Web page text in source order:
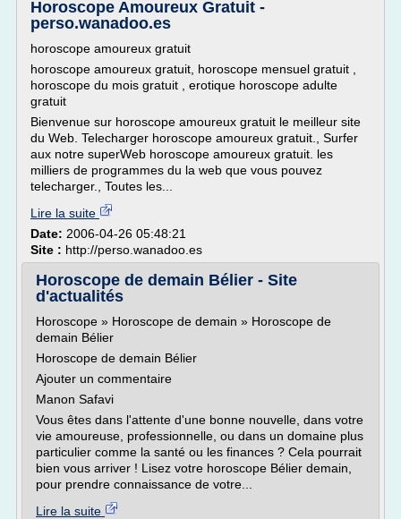
Horoscope Amoureux Gratuit -
perso.wanadoo.es
horoscope amoureux gratuit
horoscope amoureux gratuit, horoscope mensuel gratuit ,
horoscope du mois gratuit , erotique horoscope adulte
gratuit
Bienvenue sur horoscope amoureux gratuit le meilleur site
du Web. Telecharger horoscope amoureux gratuit., Surfer
aux notre superWeb horoscope amoureux gratuit. les
milliers de programmes du la web que vous pouvez
telecharger., Toutes les...
Lire la suite
Date: 2006-04-26 05:48:21
Site : http://perso.wanadoo.es
Horoscope de demain Bélier - Site
d'actualités
Horoscope » Horoscope de demain » Horoscope de
demain Bélier
Horoscope de demain Bélier
Ajouter un commentaire
Manon Safavi
Vous êtes dans l'attente d'une bonne nouvelle, dans votre
vie amoureuse, professionnelle, ou dans un domaine plus
particulier comme la santé ou les finances ? Cela pourrait
bien vous arriver ! Lisez votre horoscope Bélier demain,
pour prendre connaissance de votre...
Lire la suite